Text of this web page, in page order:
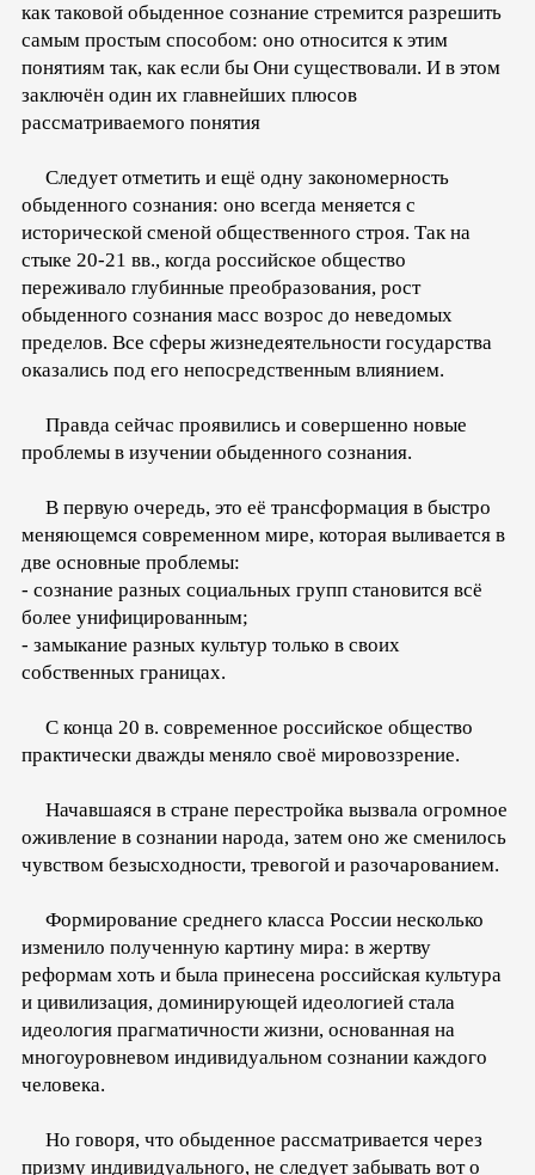
как таковой обыденное сознание стремится разрешить
самым простым способом: оно относится к этим
понятиям так, как если бы Они существовали. И в этом
заключён один их главнейших плюсов
рассматриваемого понятия
Следует отметить и ещё одну закономерность
обыденного сознания: оно всегда меняется с
исторической сменой общественного строя. Так на
стыке 20-21 вв., когда российское общество
переживало глубинные преобразования, рост
обыденного сознания масс возрос до неведомых
пределов. Все сферы жизнедеятельности государства
оказались под его непосредственным влиянием.
Правда сейчас проявились и совершенно новые
проблемы в изучении обыденного сознания.
В первую очередь, это её трансформация в быстро
меняющемся современном мире, которая выливается в
две основные проблемы:
- сознание разных социальных групп становится всё
более унифицированным;
- замыкание разных культур только в своих
собственных границах.
С конца 20 в. современное российское общество
практически дважды меняло своё мировоззрение.
Начавшаяся в стране перестройка вызвала огромное
оживление в сознании народа, затем оно же сменилось
чувством безысходности, тревогой и разочарованием.
Формирование среднего класса России несколько
изменило полученную картину мира: в жертву
реформам хоть и была принесена российская культура
и цивилизация, доминирующей идеологией стала
идеология прагматичности жизни, основанная на
многоуровневом индивидуальном сознании каждого
человека.
Но говоря, что обыденное рассматривается через
призму индивидуального, не следует забывать вот о